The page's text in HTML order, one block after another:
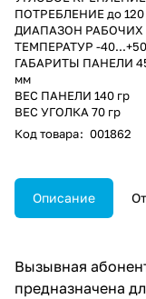
ПОТРЕБЛЕНИЕ до 120
ДИАПАЗОН РАБОЧИХ
ТЕМПЕРАТУР -
ГАБАРИТЫ ПАНЕЛИ
мм
ВЕС ПАНЕЛИ 140 гр
ВЕС УГОЛКА 70 гр
Код товара: 001862
Описание
Вызывная
предназначена